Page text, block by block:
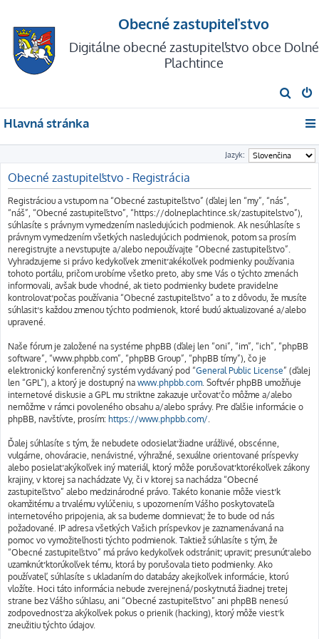
Obecné zastupiteľstvo
Digitálne obecné zastupiteľstvo obce Dolné
Plachtince
ľ
d
a
Hlavná stránka
Jazyk:
Obecné zastupiteľstvo - Registrácia
Registráciou a vstupom na “Obecné zastupiteľstvo” (ďalej len “my”, “nás”,
“náš”, “Obecné zastupiteľstvo”, “https://dolneplachtince.sk/zastupitelstvo”),
súhlasíte s právnym vymedzením nasledujúcich podmienok. Ak nesúhlasíte s
právnym vymedzením všetkých nasledujúcich podmienok, potom sa prosím
neregistrujte a nevstupujte a/alebo nepoužívajte “Obecné zastupiteľstvo”.
Vyhradzujeme si právo kedykoľvek zmeniť akékoľvek podmienky používania
tohoto portálu, pričom urobíme všetko preto, aby sme Vás o týchto zmenách
informovali, avšak bude vhodné, ak tieto podmienky budete pravidelne
kontrolovať počas používania “Obecné zastupiteľstvo” a to z dôvodu, že musíte
súhlasiť s každou zmenou týchto podmienok, ktoré budú aktualizované a/alebo
upravené.
Naše fórum je založené na systéme phpBB (ďalej len “oni”, “im”, “ich”, “phpBB
software”, “www.phpbb.com”, “phpBB Group”, “phpBB tímy”), čo je
elektronický konferenčný systém vydávaný pod “General Public License” (ďalej
len “GPL”), a ktorý je dostupný na www.phpbb.com . Softvér phpBB umožňuje
internetové diskusie a GPL mu striktne zakazuje určovať čo môžme a/alebo
nemôžme v rámci povoleného obsahu a/alebo správy. Pre ďalšie informácie o
phpBB, navštívte, prosím: https://www.phpbb.com/
Ďalej súhlasíte s tým, že nebudete odosielať žiadne urážlivé, obscénne,
vulgárne, ohováracie, nenávistné, výhražné, sexuálne orientované príspevky
alebo posielať akýkoľvek iný materiál, ktorý môže porušovať ktorékoľvek zákony
krajiny, v ktorej sa nachádzate Vy, či v ktorej sa nachádza “Obecné
zastupiteľstvo” alebo medzinárodné právo. Takéto konanie môže viesť k
okamžitému a trvalému vylúčeniu, s upozornením Vášho poskytovateľa
internetového pripojenia, ak sa budeme domnievať, že to bude od nás
požadované. IP adresa všetkých Vašich príspevkov je zaznamenávaná na
pomoc vo vymožiteľnosti týchto podmienok. Taktiež súhlasíte s tým, že
“Obecné zastupiteľstvo” má právo kedykoľvek odstrániť, upraviť, presunúť alebo
uzamknúť ktorúkoľvek tému, ktorá by porušovala tieto podmienky. Ako
používateľ, súhlasíte s ukladaním do databázy akejkoľvek informácie, ktorú
vložíte. Hoci táto informácia nebude zverejnená/poskytnutá žiadnej tretej
strane bez Vášho súhlasu, ani “Obecné zastupiteľstvo” ani phpBB nenesú
zodpovednosť za akýkoľvek pokus o prienik (hacking), ktorý môže viesť k
zneužitiu týchto údajov.